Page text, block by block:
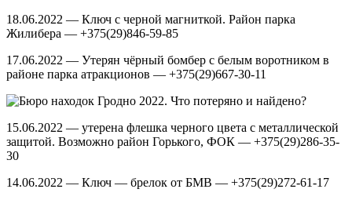
18.06.2022 — Ключ с черной магниткой. Район парка
Жилибера — +375(29)846-59-85
17.06.2022 — Утерян чёрный бомбер с белым воротником в
районе парка атракционов — +375(29)667-30-11
15.06.2022 — утерена флешка черного цвета с металлической
защитой. Возможно район Горького, ФОК — +375(29)286-35-
30
14.06.2022 — Ключ — брелок от БМВ — +375(29)272-61-17